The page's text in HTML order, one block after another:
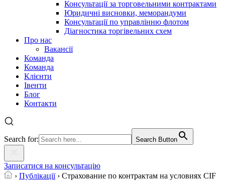
Консультації за торговельними контрактами
Юридичні висновки, меморандуми
Консультації по управлінню флотом
Діагностика торгівельних схем
Про нас
Вакансії
Команда
Команда
Клієнти
Івенти
Блог
Контакти
Search for: Search Button
Записатися на консультацію
› Публікації› Страхование по контрактам на условиях CIF